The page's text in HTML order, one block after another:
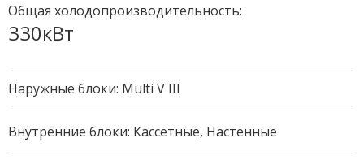
Общая холодопроизводительность:
330кВт
Наружные блоки: Multi V III
Внутренние блоки: Кассетные, Настенные